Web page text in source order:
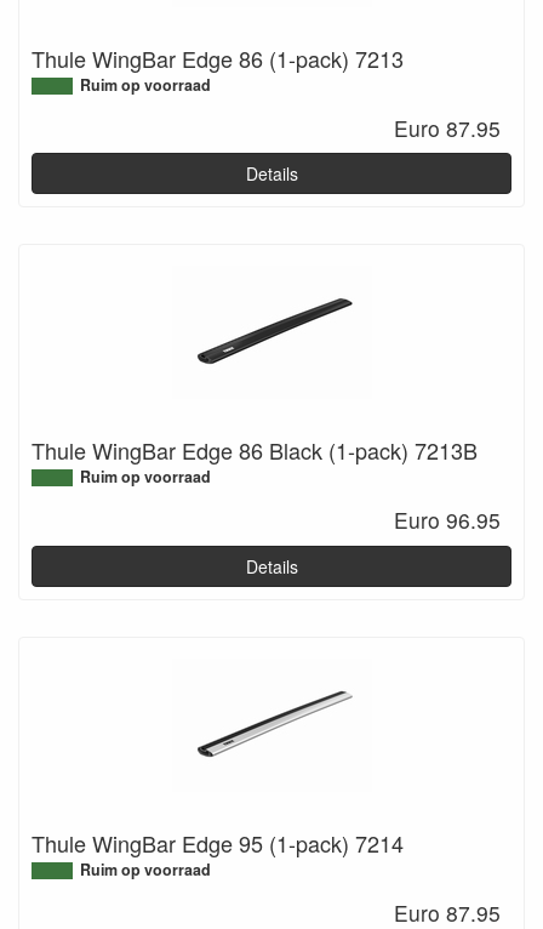
Thule WingBar Edge 86 (1-pack) 7213
Ruim op voorraad
Euro 87.95
Details
Thule WingBar Edge 86 Black (1-pack) 7213B
Ruim op voorraad
Euro 96.95
Details
Thule WingBar Edge 95 (1-pack) 7214
Ruim op voorraad
Euro 87.95